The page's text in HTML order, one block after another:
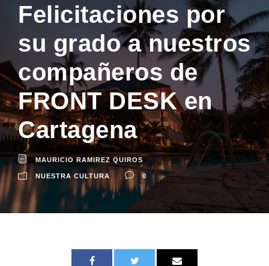
Felicitaciones por
su grado a nuestros
compañeros de
FRONT DESK en
Cartagena
MAURICIO RAMIREZ QUIROS
NUESTRA CULTURA 0